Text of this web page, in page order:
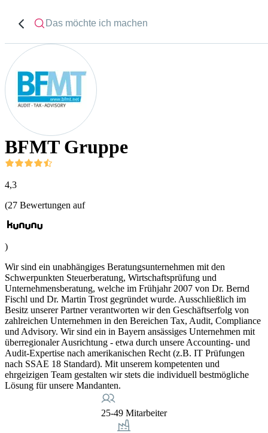
BFMT Gruppe
4,3
(27 Bewertungen auf
)
Wir sind ein unabhängiges Beratungsunternehmen mit den
Schwerpunkten Steuerberatung, Wirtschaftsprüfung und
Unternehmensberatung, welche im Frühjahr 2007 von Dr. Bernd
Fischl und Dr. Martin Trost gegründet wurde. Ausschließlich im
Besitz unserer Partner verantworten wir den Geschäftserfolg von
zahlreichen Unternehmen in den Bereichen Tax, Audit, Compliance
und Advisory. Wir sind ein in Bayern ansässiges Unternehmen mit
überregionaler Ausrichtung - etwa durch unsere Accounting- und
Audit-Expertise nach amerikanischen Recht (z.B. IT Prüfungen
nach SSAE 18 Standard). Mit unserem kompetenten und
ehrgeizigen Team gestalten wir stets die individuell bestmögliche
Lösung für unsere Mandanten.
25-49 Mitarbeiter